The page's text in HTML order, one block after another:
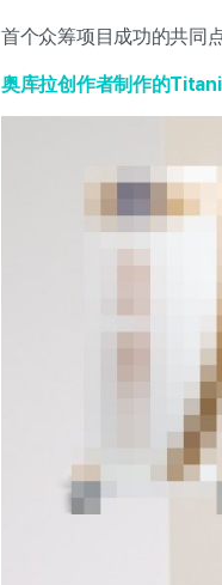
首个众筹项目成功的共同
奥库拉创作者制作的